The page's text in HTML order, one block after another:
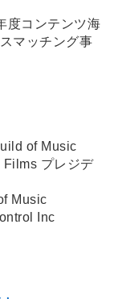
度コンテンツ海
マッチング事
of Music
プレジデ
Music
Inc